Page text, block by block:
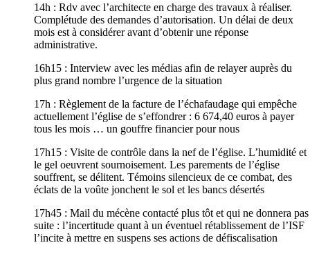
14h : Rdv avec l’architecte en charge des travaux à réaliser.
Complétude des demandes d’autorisation. Un délai de deux
mois est à considérer avant d’obtenir une réponse
administrative.
16h15 : Interview avec les médias afin de relayer auprès du
plus grand nombre l’urgence de la situation
17h : Règlement de la facture de l’échafaudage qui empêche
actuellement l’église de s’effondrer : 6 674,40 euros à payer
tous les mois … un gouffre financier pour nous
17h15 : Visite de contrôle dans la nef de l’église. L’humidité et
le gel oeuvrent sournoisement. Les parements de l’église
souffrent, se délitent. Témoins silencieux de ce combat, des
éclats de la voûte jonchent le sol et les bancs désertés
17h45 : Mail du mécène contacté plus tôt et qui ne donnera pas
suite : l’incertitude quant à un éventuel rétablissement de l’ISF
l’incite à mettre en suspens ses actions de défiscalisation